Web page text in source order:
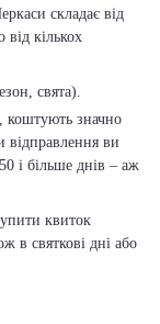
складає від
кількох
свята).
коштують значно
відправлення ви
і більше днів – аж
квиток
в святкові дні або